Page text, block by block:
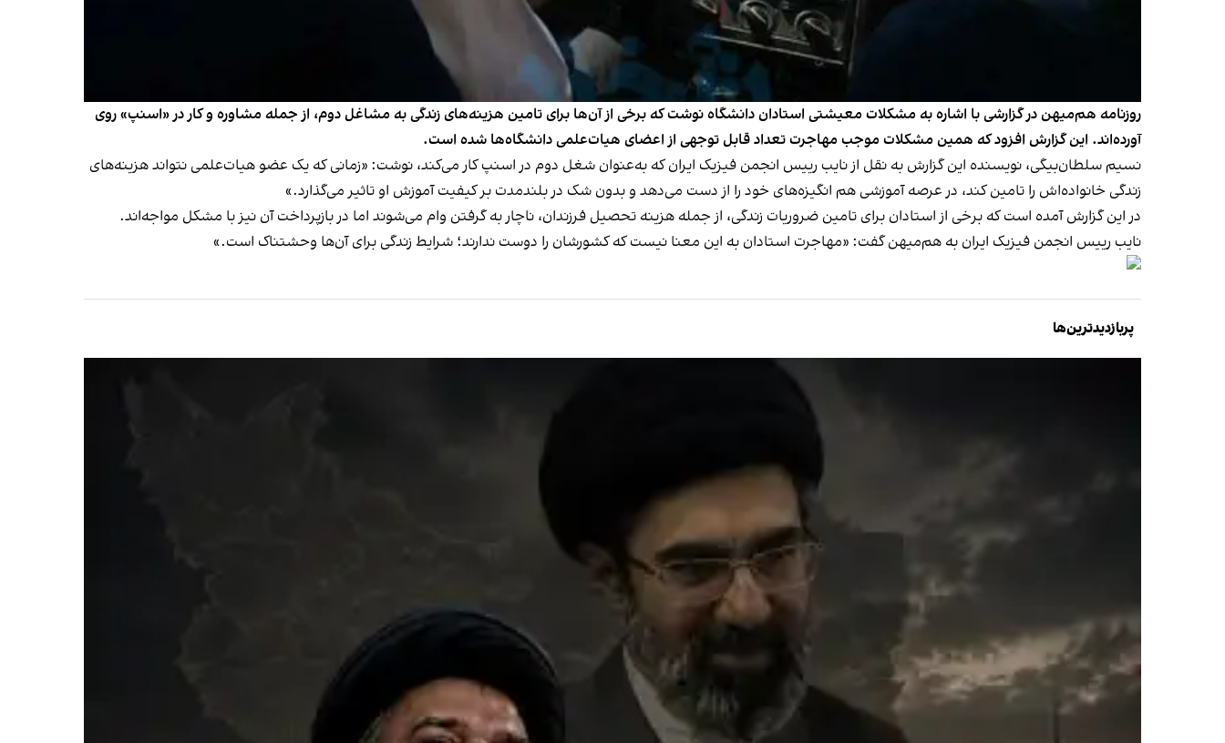
روزنامه هم‌میهن در گزارشی با اشاره به مشکلات معیشتی استادان دانشگاه نوشت که برخی از آن‌ها برای تامین هزینه‌های زندگی به مشاغل دوم، از جمله مشاوره و کار در «اسنپ» روی
آورده‌اند. این گزارش افزود که همین مشکلات موجب مهاجرت تعداد قابل توجهی از اعضای هیات‌علمی دانشگاه‌ها شده است.
نسیم سلطان‌بیگی، نویسنده این گزارش به نقل از نایب رییس انجمن فیزیک ایران که به‌عنوان شغل دوم در اسنپ کار می‌کند، نوشت: «زمانی که یک عضو هیات‌علمی نتواند هزینه‌های
زندگی خانواده‌اش را تامین کند، در عرصه آموزشی هم انگیزه‌های خود را از دست می‌دهد و بدون شک در بلندمدت بر کیفیت آموزش او تاثیر می‌گذارد.»
در این گزارش آمده است که برخی از استادان برای تامین ضروریات زندگی، از جمله هزینه تحصیل فرزندان، ناچار به گرفتن وام می‌شوند اما در بازپرداخت آن نیز با مشکل مواجه‌اند.
نایب رییس انجمن فیزیک ایران به هم‌میهن گفت: «مهاجرت استادان به این معنا نیست که کشورشان را دوست ندارند؛ شرایط زندگی برای آن‌ها وحشتناک است.»
پربازدیدترین‌ها